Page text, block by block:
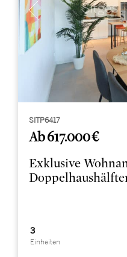
SITP6417
Ab 617.000 €
Exklusive
3
Einheiten